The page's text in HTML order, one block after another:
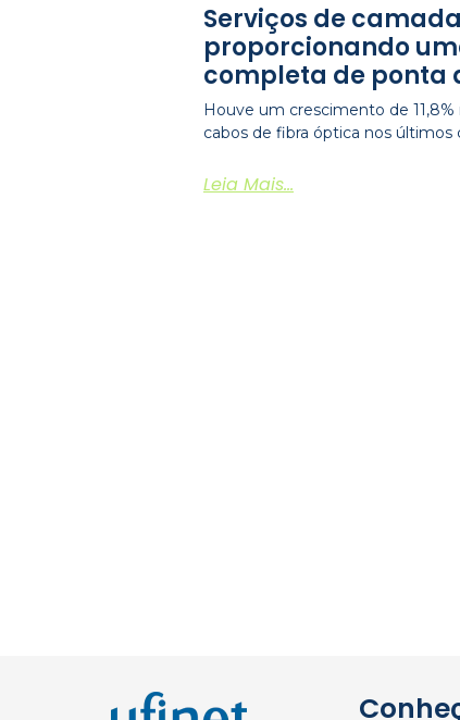
Serviços de
proporcionando
completa de ponta
Houve um crescimento de
cabos de fibra óptica nos últimos
Leia Mais...